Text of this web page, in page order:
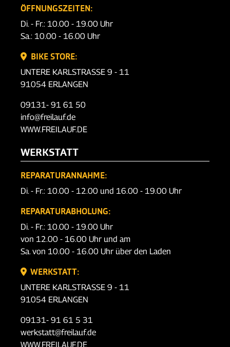
ÖFFNUNGSZEITEN:
Di. - Fr.: 10.00 - 19.00 Uhr
Sa.: 10.00 - 16.00 Uhr
BIKE STORE:
UNTERE KARLSTRASSE 9 - 11
91054 ERLANGEN
09131- 91 61 50
info@freilauf.de
WWW.FREILAUF.DE
WERKSTATT
REPARATURANNAHME:
Di. - Fr.: 10.00 - 12.00 und 16.00 - 19.00 Uhr
REPARATURABHOLUNG:
Di. - Fr.: 10.00 - 19.00 Uhr
von 12.00 - 16.00 Uhr und am
Sa. von 10.00 - 16.00 Uhr über den Laden
WERKSTATT:
UNTERE KARLSTRASSE 9 - 11
91054 ERLANGEN
09131- 91 61 5 31
werkstatt@freilauf.de
WWW.FREILAUF.DE